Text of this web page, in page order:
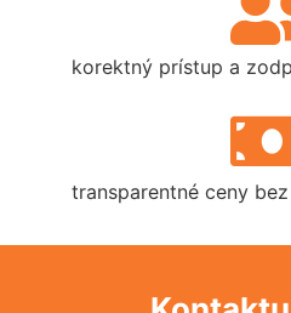
korektný prístup a
transparentné ceny